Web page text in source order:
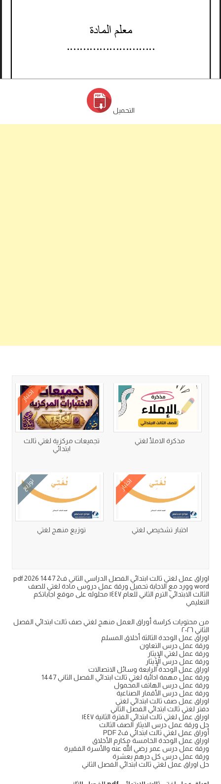
التحميل
مذكرة الاملأ لغتي
اختبار
تجميعات مركزية لغتي ثالث
ابتدائي
اختبار
اختبار تشخيصي لغتي
توزيع
توزيع منهج لغتي
اوراق عمل لغتي ثالث ابتدائي الفصل الدراسي الثاني ف2 1447 2026 pdf
word وورد مع الاجابة تحميل ورقة عمل دروس مادة لغتي للصف
الثالث الابتدائي الترم الثاني للعام ١٤٤٧ محلوله على موقع اجاباتكم
التعليمي
من محتويات كراسة أوراق العمل منهج لغتي صف ثالث ابتدائي الفصل
الثاني ٢٠٢٦
اوراق عمل الوحدة الثالثة أخلاق المسلم
ورقة عمل درس التعاون
ورقة عمل لغتي الإيثار
ورقة عمل درس الْإِيثار
اوراق عمل الوحدة الرابعة وسائل الاتصالات
ورقة عمل مهمة ادائية لغتي ثالث ابتدائي الفصل الثاني 1447
ورقة عمل درس الهاتف المحمول
ورقة عمل درس الأقمار الصناعية
اوراق عمل صف ثالث ابتدائي لغتي
دفتر لغتي ثالث ابتدائي الفصل الثاني
اوراق عمل لغتي ثالث ابتدائي الفترة الثانية ١٤٤٧
حل ورقة عمل درس الايثار الصف الثالث
أوراق عمل لغتي ثالث ابتدائي ف2 PDF
اوراق عمل الوحدة الخامسة مكارم الأخلاق
ورقة عمل درس عمر رضي الله عنه والأسرة الفقيرة
ورقة عمل درس كل درهم بعشرة
حل اوراق عمل لغتي ثالث ابتدائي الفصل الثاني